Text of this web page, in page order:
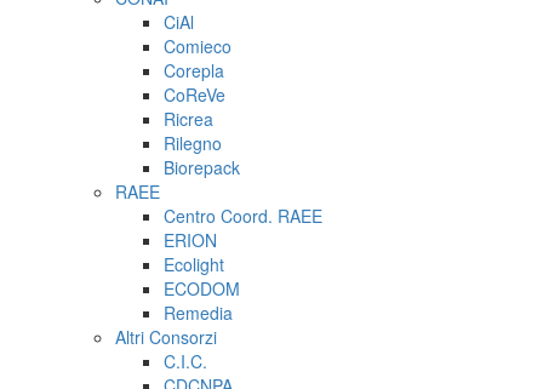
CiAl
Comieco
Corepla
CoReVe
Ricrea
Rilegno
Biorepack
RAEE
Centro Coord. RAEE
ERION
Ecolight
ECODOM
Remedia
Altri Consorzi
C.I.C.